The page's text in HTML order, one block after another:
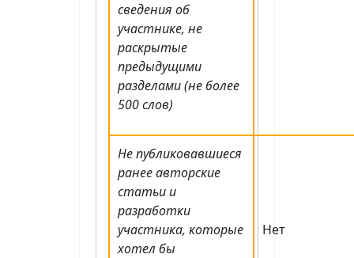
сведения об
участнике, не
раскрытые
предыдущими
разделами (не более
500 слов)
Не публиковавшиеся
ранее авторские
статьи и
разработки
участника, которые
хотел бы
Нет